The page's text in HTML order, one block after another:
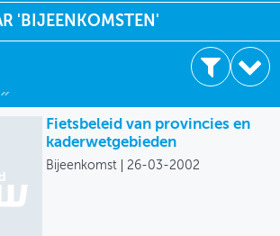
'BIJEENKOMSTEN'
Fietsbeleid van provincies en
kaderwetgebieden
Bijeenkomst 26-03-2002